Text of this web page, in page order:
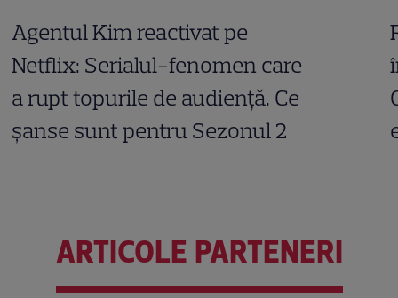
Agentul Kim reactivat pe
Netflix: Serialul-fenomen care
a rupt topurile de audiență. Ce
șanse sunt pentru Sezonul 2
ARTICOLE PARTENERI